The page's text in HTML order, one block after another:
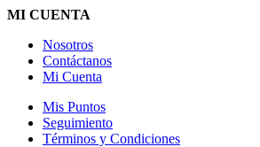
MI CUENTA
Nosotros
Contáctanos
Mi Cuenta
Mis Puntos
Seguimiento
Términos y Condiciones